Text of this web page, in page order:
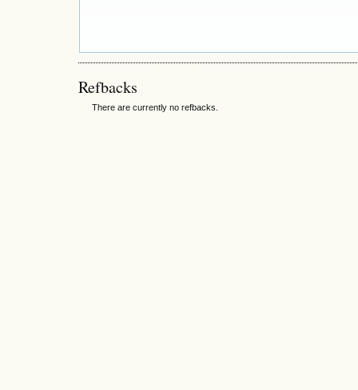
Refbacks
There are currently no refbacks.